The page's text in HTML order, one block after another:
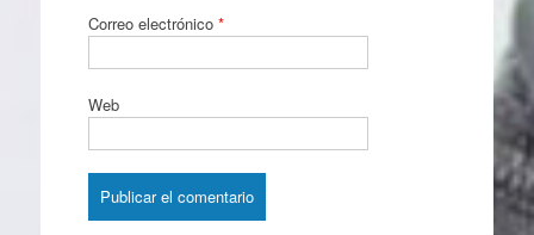
Correo electrónico *
Web